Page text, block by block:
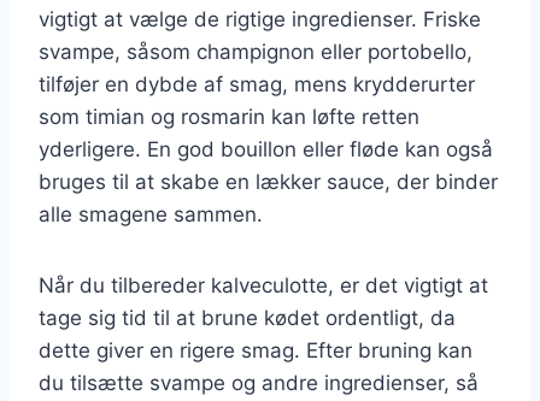
vigtigt at vælge de rigtige ingredienser. Friske
svampe, såsom champignon eller portobello,
tilføjer en dybde af smag, mens krydderurter
som timian og rosmarin kan løfte retten
yderligere. En god bouillon eller fløde kan også
bruges til at skabe en lækker sauce, der binder
alle smagene sammen.
Når du tilbereder kalveculotte, er det vigtigt at
tage sig tid til at brune kødet ordentligt, da
dette giver en rigere smag. Efter bruning kan
du tilsætte svampe og andre ingredienser, så